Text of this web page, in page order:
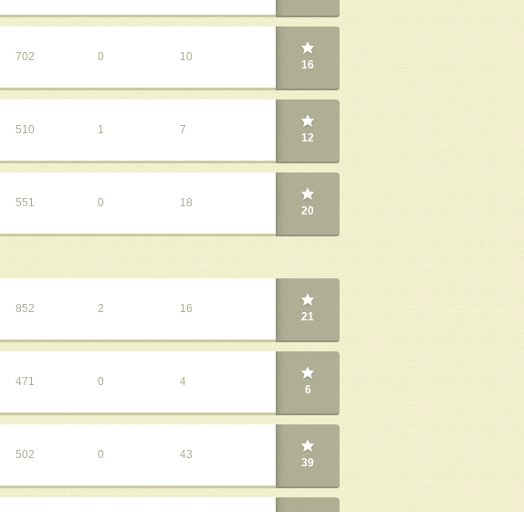
702 0 10
16
510 1 7
12
551 0 18
20
852 2 16
21
471 0 4
6
502 0 43
39